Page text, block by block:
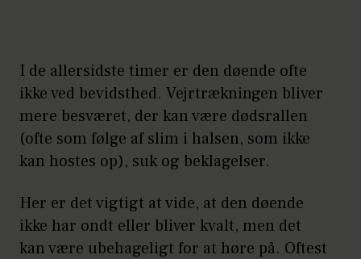
I de allersidste timer er den døende ofte
ikke ved bevidsthed. Vejrtrækningen bliver
mere besværet, der kan være dødsrallen
(ofte som følge af slim i halsen, som ikke
kan hostes op), suk og beklagelser.
Her er det vigtigt at vide, at den døende
ikke har ondt eller bliver kvalt, men det
kan være ubehageligt for at høre på. Oftest